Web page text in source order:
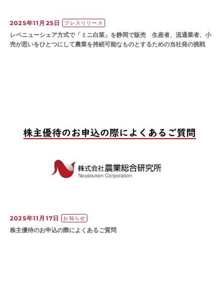
2025年11月25日 プレスリリース
レベニューシェア方式で「ミニ白菜」を静岡で販売 生産者、流通業者、小
売が思いをひとつにして農業を持続可能なものとするための当社発の挑戦
2025年11月17日 お知らせ
株主優待のお申込の際によくあるご質問